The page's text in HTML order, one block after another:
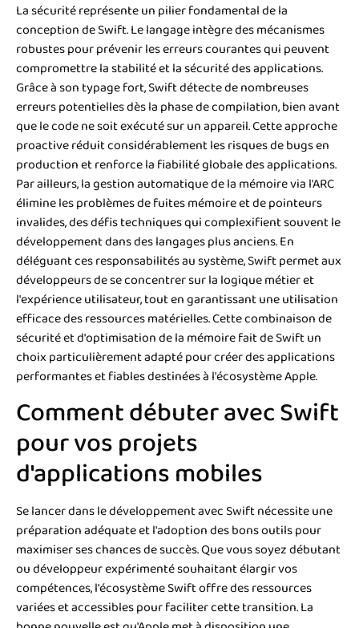
La sécurité représente un pilier fondamental de la
conception de Swift. Le langage intègre des mécanismes
robustes pour prévenir les erreurs courantes qui peuvent
compromettre la stabilité et la sécurité des applications.
Grâce à son typage fort, Swift détecte de nombreuses
erreurs potentielles dès la phase de compilation, bien avant
que le code ne soit exécuté sur un appareil. Cette approche
proactive réduit considérablement les risques de bugs en
production et renforce la fiabilité globale des applications.
Par ailleurs, la gestion automatique de la mémoire via l'ARC
élimine les problèmes de fuites mémoire et de pointeurs
invalides, des défis techniques qui complexifient souvent le
développement dans des langages plus anciens. En
déléguant ces responsabilités au système, Swift permet aux
développeurs de se concentrer sur la logique métier et
l'expérience utilisateur, tout en garantissant une utilisation
efficace des ressources matérielles. Cette combinaison de
sécurité et d'optimisation de la mémoire fait de Swift un
choix particulièrement adapté pour créer des applications
performantes et fiables destinées à l'écosystème Apple.
Comment débuter avec Swift
pour vos projets
d'applications mobiles
Se lancer dans le développement avec Swift nécessite une
préparation adéquate et l'adoption des bons outils pour
maximiser ses chances de succès. Que vous soyez débutant
ou développeur expérimenté souhaitant élargir vos
compétences, l'écosystème Swift offre des ressources
variées et accessibles pour faciliter cette transition. La